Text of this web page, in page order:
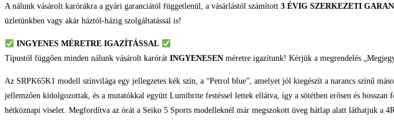
A nálunk vásárolt karórákra a gyári garanciától függetlenül, a vásárlástól számított 3 ÉVIG SZERKEZETI
üzletünkben vagy akár háztól-házig szolgáltatással is!
INGYENES MÉRETRE IGAZÍTÁSSAL
Típustól függően minden nálunk vásárolt karórát INGYENESEN méretre igazítunk! Kérjük a megrendelés
Az SRPK65K1 modell színvilága egy jellegzetes kék szín, a “Petrol blue”, amelyet jól kiegészít a narancs színű
jellemzően kidolgozottak, és a mutatókkal együtt Lumibrite festéssel lettek ellátva, így a sötétben erősen és
hétköznapi viselet. Megfordítva az órát a Seiko 5 Sports modelleknél már megszokott üveg hátlap alatt láthatjuk a